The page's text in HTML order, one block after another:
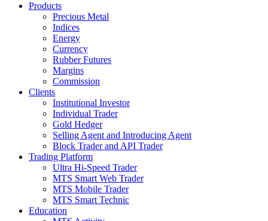
Products
Precious Metal
Indices
Energy
Currency
Rubber Futures
Margins
Commission
Clients
Institutional Investor
Individual Trader
Gold Hedger
Selling Agent and Introducing Agent
Block Trader and API Trader
Trading Platform
Ultra Hi-Speed Trader
MTS Smart Web Trader
MTS Mobile Trader
MTS Smart Technic
Education